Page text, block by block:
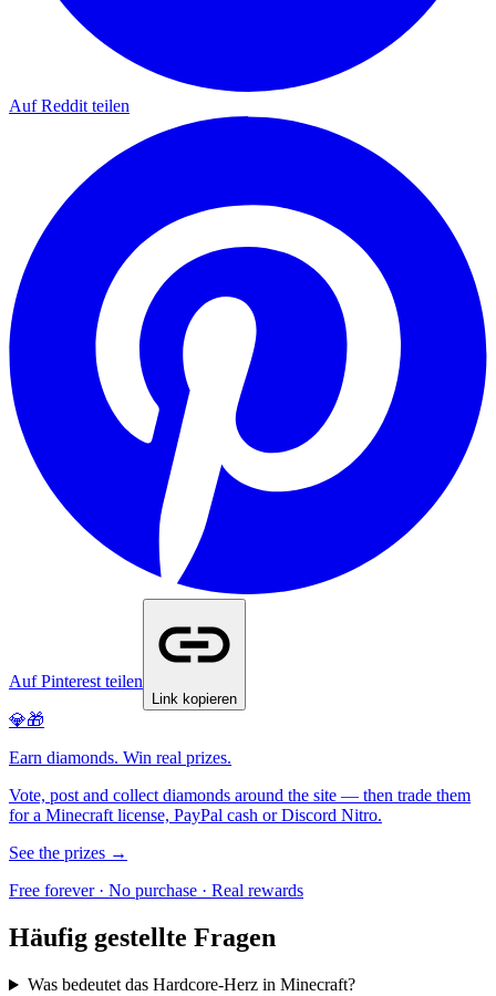
Auf Reddit teilen
Auf Pinterest teilen
Link kopieren
💎🎁
Earn diamonds. Win real prizes.
Vote, post and collect diamonds around the site — then trade them
for a Minecraft license, PayPal cash or Discord Nitro.
See the prizes →
Free forever · No purchase · Real rewards
Häufig gestellte Fragen
Was bedeutet das Hardcore-Herz in Minecraft?